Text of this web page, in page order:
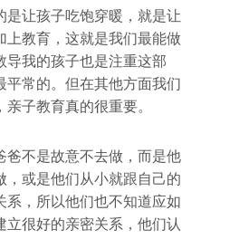
是让孩子吃饱穿暖，就是让
上教育，这就是我们最能做
导我的孩子也是注重这部
平常的。但在其他方面我们
子教育真的很重要。
爸不是故意不去做，而是他
，或是他们从小就跟自己的
系，所以他们也不知道应如
立很好的亲密关系，他们认